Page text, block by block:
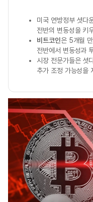
미국 연방정부 셧다
전반의 변동성을 키
비트코인은 5개월
전반에서 변동성과
시장 전문가들은 셧
추가 조정 가능성을